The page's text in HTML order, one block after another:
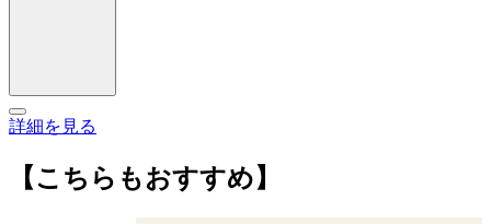
詳細を見る
【こちらもおすすめ】